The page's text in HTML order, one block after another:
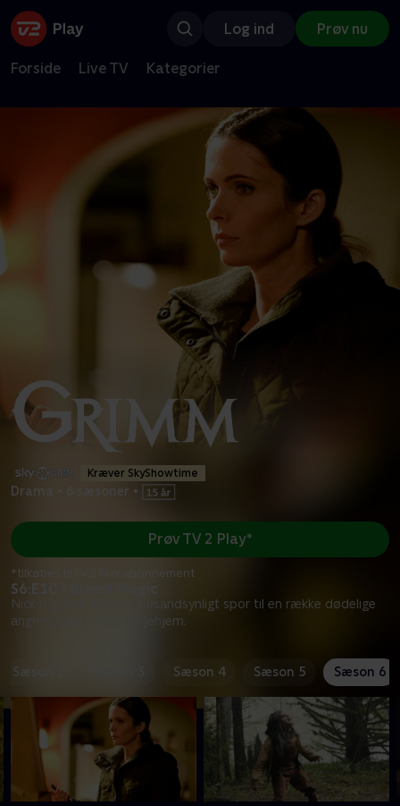
Log ind Prøv nu
Forside Live TV Kategorier
Kræver SkyShowtime
Drama 6 sæsoner •
S6:E10 • Blood Magic
Nick og Hank finder et usandsynligt spor til en række dødelige
angreb på et lokalt plejehjem.
Prøv TV 2 Play*
*tilkøbes til TV 2 Play abonnement
Sæson 2 Sæson 4 Sæson 5 Sæson 6